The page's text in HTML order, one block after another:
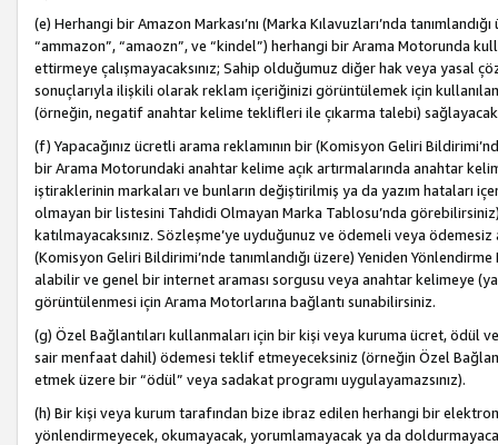
(e) Herhangi bir Amazon Markası’nı (Marka Kılavuzları’nda
“ammazon”, “amaozn”, ve “kindel”) herhangi bir Arama Motorunda
ettirmeye çalışmayacaksınız; Sahip olduğumuz diğer hak veya yasal
sonuçlarıyla ilişkili olarak reklam içeriğinizi görüntülemek için
(örneğin, negatif anahtar kelime teklifleri ile çıkarma talebi)
(f) Yapacağınız ücretli arama reklamının bir (Komisyon Geliri
bir Arama Motorundaki anahtar kelime açık artırmalarında anahtar
iştiraklerinin markaları ve bunların değiştirilmiş ya da yazım hataları
olmayan bir listesini Tahdidi Olmayan Marka Tablosu’nda
katılmayacaksınız. Sözleşme’ye uyduğunuz ve ödemeli veya
(Komisyon Geliri Bildirimi’nde tanımlandığı üzere) Yeniden
alabilir ve genel bir internet araması sorgusu veya anahtar kelimeye
görüntülenmesi için Arama Motorlarına bağlantı sunabilirsiniz.
(g) Özel Bağlantıları kullanmaları için bir kişi veya kuruma ücret, ödül
sair menfaat dahil) ödemesi teklif etmeyeceksiniz (örneğin Özel
etmek üzere bir “ödül” veya sadakat programı uygulayamazsınız).
(h) Bir kişi veya kurum tarafından bize ibraz edilen herhangi bir
yönlendirmeyecek, okumayacak, yorumlamayacak ya da